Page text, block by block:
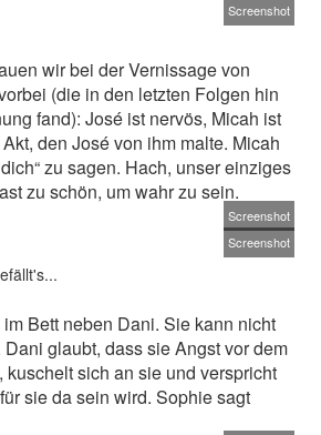
Screenshot
wir bei der Vernissage von
(die in den letzten Folgen hin
fand): José ist nervös, Micah ist
den José von ihm malte. Micah
zu sagen. Hach, unser einziges
zu schön, um wahr zu sein.
Screenshot
Screenshot
Bett neben Dani. Sie kann nicht
glaubt, dass sie Angst vor dem
kuschelt sich an sie und verspricht
sie da sein wird. Sophie sagt